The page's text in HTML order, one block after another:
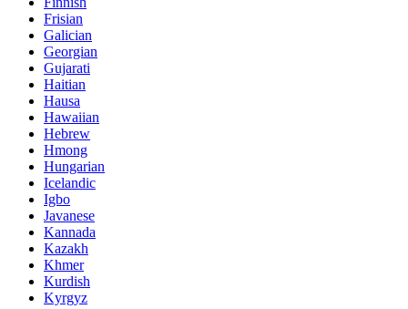
Frisian
Galician
Georgian
Gujarati
Haitian
Hausa
Hawaiian
Hebrew
Hmong
Hungarian
Icelandic
Igbo
Javanese
Kannada
Kazakh
Khmer
Kurdish
Kyrgyz